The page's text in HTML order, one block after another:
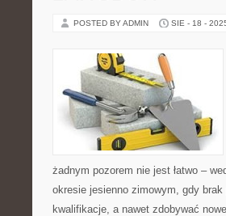
POSTED BY ADMIN SIE - 18 -
żadnym pozorem nie jest łatwo –
okresie jesienno zimowym, gdy
kwalifikacje, a nawet zdobywać